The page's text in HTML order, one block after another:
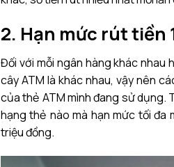
2. Hạn mức rút tiền
Đối với mỗi ngân hàng khác nhau
cây ATM là khác nhau, vậy nên
của thẻ ATM mình đang sử dụng.
hạng thẻ nào mà hạn mức tối
triệu đồng.